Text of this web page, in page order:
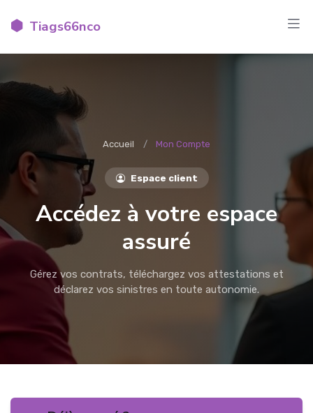
Tiags66nco
Accueil Mon Compte
Espace client
Accédez à votre espace
assuré
Gérez vos contrats, téléchargez vos attestations et
déclarez vos sinistres en toute autonomie.